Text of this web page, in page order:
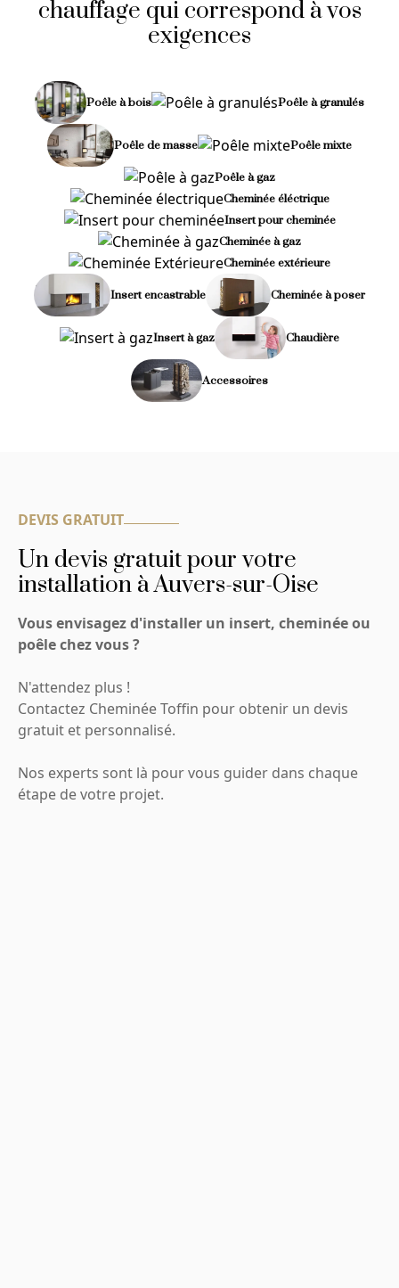
chauffage qui correspond à vos
exigences
Poêle à bois Poêle à granulés
Poêle de masse Poêle mixte
Poêle à gaz
Cheminée éléctrique
Insert pour cheminée
Cheminée à gaz
Cheminée extérieure
Insert encastrable Cheminée à poser
Insert à gaz Chaudière
Accessoires
DEVIS GRATUIT
Un devis gratuit pour votre
installation à Auvers-sur-Oise
Vous envisagez d'installer un insert, cheminée ou
poêle chez vous ?
N'attendez plus !
Contactez Cheminée Toffin pour obtenir un devis
gratuit et personnalisé.
Nos experts sont là pour vous guider dans chaque
étape de votre projet.